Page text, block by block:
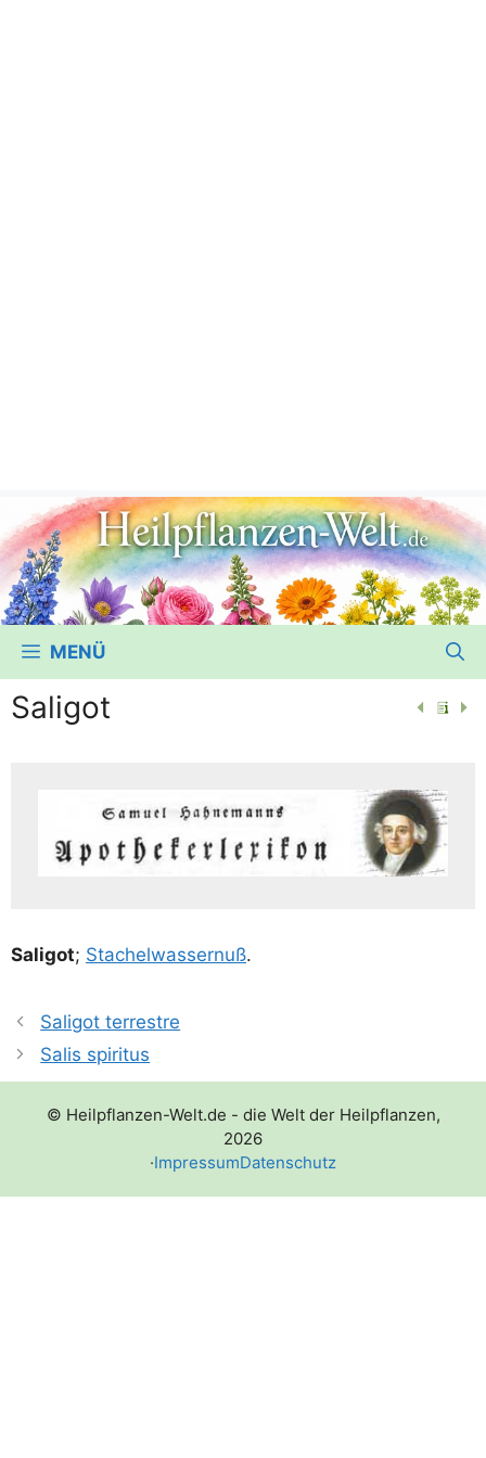
MENÜ
Saligot
Sali­got; Sta­chel­was­ser­nuß.
Saligot terrestre
Salis spiritus
© Heilpflanzen-Welt.de - die Welt der Heilpflanzen,
2026
·ImpressumDatenschutz